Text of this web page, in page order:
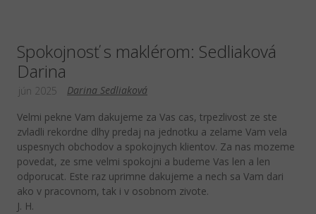
Spokojnosť s maklérom: Sedliaková
Darina
Darina Sedliaková
jún 2025
Velmi pekne Vam dakujeme za Vas cas, trpezlivost ze ste
zvladli rekordne dlhy predaj na jednotku a zelame Vam vela
uspesnych obchodov a spokojnych klientov. Za nas mozeme
povedat, ze sme velmi spokojni a budeme Vas len a len
odporucat. Este raz uprimne dakujeme a nech sa Vam dari
ako v pracovnom, tak i v osobnom zivote.
J. H.